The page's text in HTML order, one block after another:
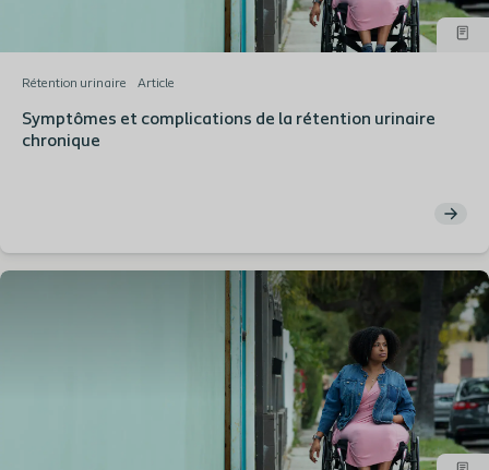
Rétention urinaire Article
Symptômes et complications de la rétention urinaire
chronique